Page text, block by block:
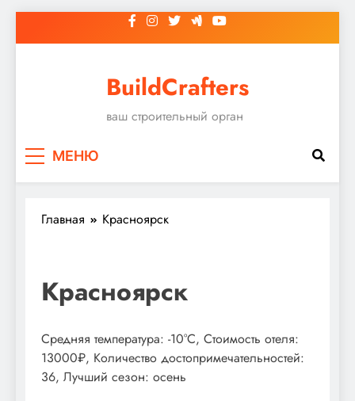
к
BuildCrafters
ваш строительный орган
МЕНЮ
Главная Красноярск
Красноярск
Средняя температура: -10°C, Стоимость отеля:
13000₽, Количество достопримечательностей:
36, Лучший сезон: осень